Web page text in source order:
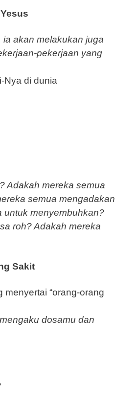
ia akan melakukan juga
pekerjaan yang
Nya di dunia
Adakah mereka semua
semua mengadakan
untuk menyembuhkan?
roh? Adakah mereka
Sakit
“orang-orang
dosamu dan